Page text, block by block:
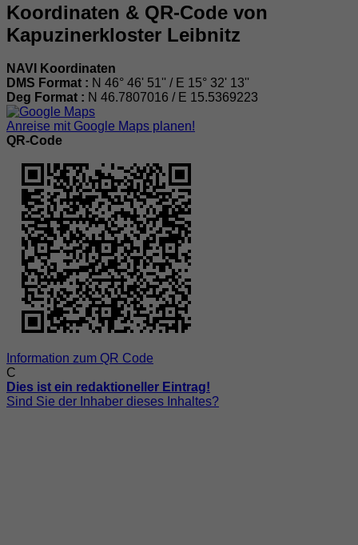
Koordinaten & QR-Code von
Kapuzinerkloster Leibnitz
NAVI Koordinaten
DMS Format : N 46° 46' 51'' / E 15° 32' 13''
Deg Format : N 46.7807016 / E 15.5369223
Anreise mit Google Maps planen!
QR-Code
Information zum QR Code
C
Dies ist ein redaktioneller Eintrag!
Sind Sie der Inhaber dieses Inhaltes?